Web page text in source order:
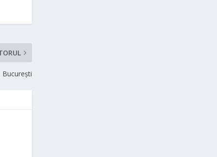
București